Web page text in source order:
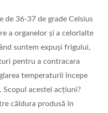
de 36-37 de grade Celsius
a organelor şi a celorlalte
suntem expuşi frigului,
pentru a contracara
temperaturii începe
acestei acțiuni?
căldura produsă în